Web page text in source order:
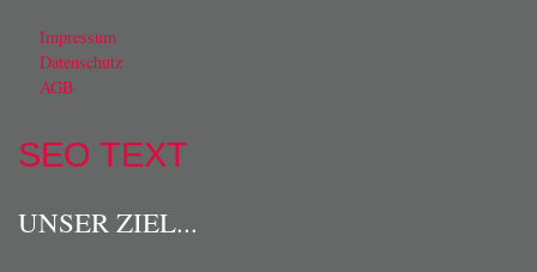
Impressum
Datenschutz
AGB
SEO TEXT
UNSER ZIEL...